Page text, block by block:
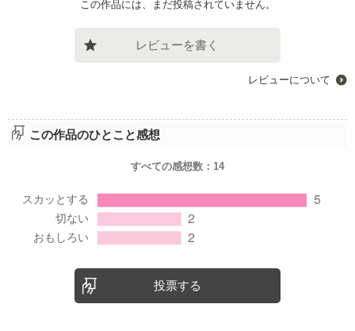
この作品には、まだ投稿されていません。
レビューを書く
レビューについて
この作品のひとこと感想
すべての感想数： 14
投票する